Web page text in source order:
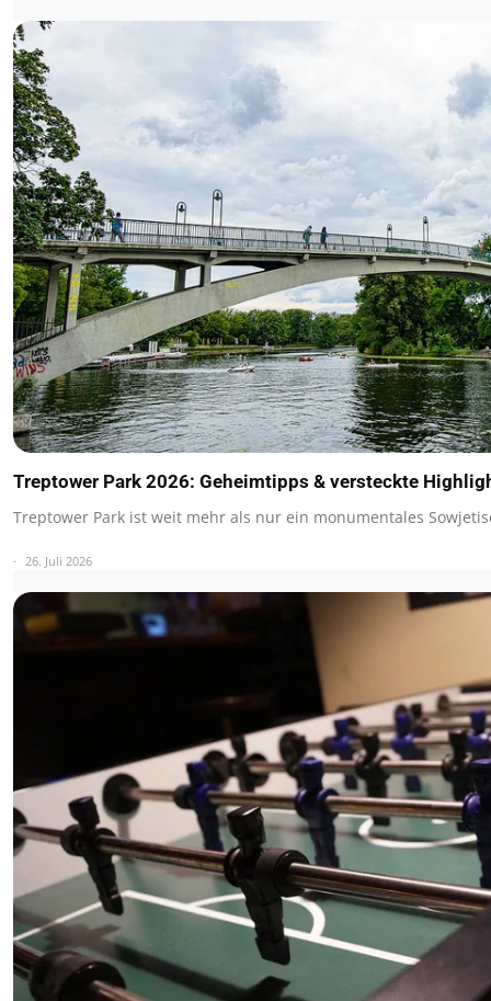
Treptower Park 2026: Geheimtipps & versteckte
Treptower Park ist weit mehr als nur ein monumentales
26. Juli 2026